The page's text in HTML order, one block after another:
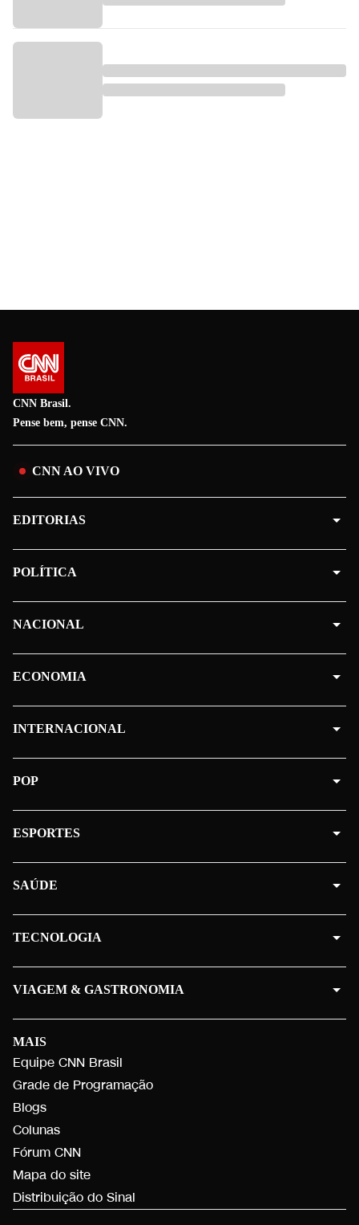
CNN Brasil.
Pense bem, pense CNN.
CNN AO VIVO
MAIS
Equipe CNN Brasil
Grade de Programação
Blogs
Colunas
Fórum CNN
Mapa do site
Distribuição do Sinal
EDITORIAS
POLÍTICA
NACIONAL
ECONOMIA
INTERNACIONAL
POP
ESPORTES
SAÚDE
TECNOLOGIA
VIAGEM & GASTRONOMIA